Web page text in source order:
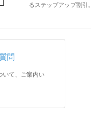
るステップアップ割引。
問
いて、ご案内い